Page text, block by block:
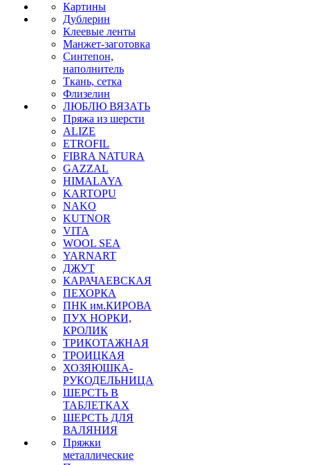
Картины
Дублерин
Клеевые ленты
Манжет-заготовка
Синтепон,
наполнитель
Ткань, сетка
Флизелин
ЛЮБЛЮ ВЯЗАТЬ
Пряжа из шерсти
ALIZE
ETROFIL
FIBRA NATURA
GAZZAL
HIMALAYA
KARTOPU
NAKO
KUTNOR
VITA
WOOL SEA
YARNART
ДЖУТ
КАРАЧАЕВСКАЯ
ПЕХОРКА
ПНК им.КИРОВА
ПУХ НОРКИ,
КРОЛИК
ТРИКОТАЖНАЯ
ТРОИЦКАЯ
ХОЗЯЮШКА-
РУКОДЕЛЬНИЦА
ШЕРСТЬ В
ТАБЛЕТКАХ
ШЕРСТЬ ДЛЯ
ВАЛЯНИЯ
Пряжки
металлические